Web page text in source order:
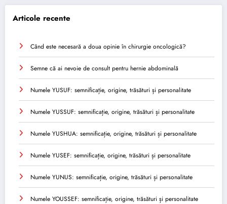
Articole recente
Când este necesară a doua opinie în chirurgie oncologică?
Semne că ai nevoie de consult pentru hernie abdominală
Numele YUSUF: semnificație, origine, trăsături și personalitate
Numele YUSSUF: semnificație, origine, trăsături și personalitate
Numele YUSHUA: semnificație, origine, trăsături și personalitate
Numele YUSEF: semnificație, origine, trăsături și personalitate
Numele YUNUS: semnificație, origine, trăsături și personalitate
Numele YOUSSEF: semnificație, origine, trăsături și personalitate